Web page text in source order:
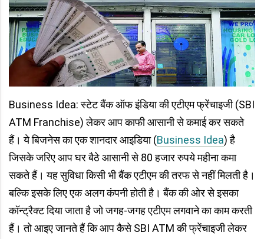
Business Idea: स्टेट बैंक ऑफ इंडिया की एटीएम फ्रेंचाइजी (SBI
ATM Franchise) लेकर आप काफी आसानी से कमाई कर सकते
हैं। ये बिजनेस का एक शानदार आइडिया (Business Idea) है
जिसके जरिए आप घर बैठे आसानी से 80 हजार रुपये महीना कमा
सकते हैं। यह सुविधा किसी भी बैंक एटीएम की तरफ से नहीं मिलती है।
बल्कि इसके लिए एक अलग कंपनी होती है। बैंक की ओर से इसका
कॉन्ट्रैक्ट दिया जाता है जो जगह-जगह एटीएम लगवाने का काम करती
हैं। तो आइए जानते हैं कि आप कैसे SBI ATM की फ्रेंचाइजी लेकर